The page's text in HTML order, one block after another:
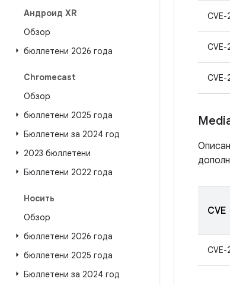
Андроид XR
Обзор
бюллетени 2026 года
Chromecast
Обзор
бюллетени 2025 года
Бюллетени за 2024 год
2023 бюллетени
Бюллетени 2022 года
Носить
Обзор
бюллетени 2026 года
бюллетени 2025 года
Бюллетени за 2024 год
CVE-
CVE-
CVE
CVE-